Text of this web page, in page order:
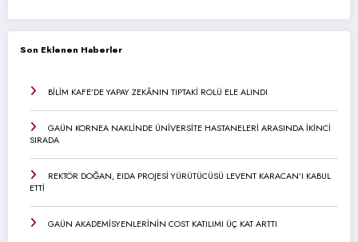
Son Eklenen Haberler
BİLİM KAFE’DE YAPAY ZEKÂNIN TIPTAKİ ROLÜ ELE ALINDI
GAÜN KORNEA NAKLİNDE ÜNİVERSİTE HASTANELERİ ARASINDA İKİNCİ
SIRADA
REKTÖR DOĞAN, EIDA PROJESİ YÜRÜTÜCÜSÜ LEVENT KARACAN’I KABUL
ETTİ
GAÜN AKADEMİSYENLERİNİN COST KATILIMI ÜÇ KAT ARTTI